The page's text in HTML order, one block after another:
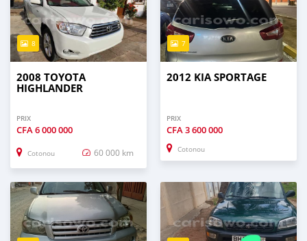
8
2008 TOYOTA
HIGHLANDER
PRIX
CFA6 000 000
Cotonou 60 000 km
7
2012 KIA SPORTAGE
PRIX
CFA3 600 000
Cotonou